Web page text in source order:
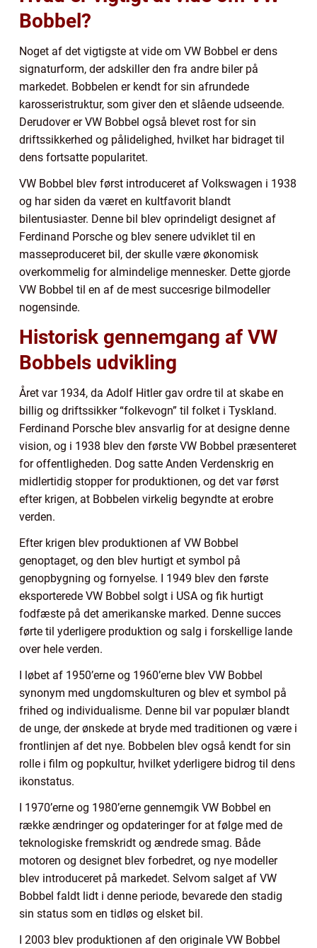
Bobbel?
Noget af det vigtigste at vide om VW Bobbel er dens
signaturform, der adskiller den fra andre biler på
markedet. Bobbelen er kendt for sin afrundede
karosseristruktur, som giver den et slående udseende.
Derudover er VW Bobbel også blevet rost for sin
driftssikkerhed og pålidelighed, hvilket har bidraget til
dens fortsatte popularitet.
VW Bobbel blev først introduceret af Volkswagen i 1938
og har siden da været en kultfavorit blandt
bilentusiaster. Denne bil blev oprindeligt designet af
Ferdinand Porsche og blev senere udviklet til en
masseproduceret bil, der skulle være økonomisk
overkommelig for almindelige mennesker. Dette gjorde
VW Bobbel til en af de mest succesrige bilmodeller
nogensinde.
Historisk gennemgang af VW
Bobbels udvikling
Året var 1934, da Adolf Hitler gav ordre til at skabe en
billig og driftssikker “folkevogn” til folket i Tyskland.
Ferdinand Porsche blev ansvarlig for at designe denne
vision, og i 1938 blev den første VW Bobbel præsenteret
for offentligheden. Dog satte Anden Verdenskrig en
midlertidig stopper for produktionen, og det var først
efter krigen, at Bobbelen virkelig begyndte at erobre
verden.
Efter krigen blev produktionen af VW Bobbel
genoptaget, og den blev hurtigt et symbol på
genopbygning og fornyelse. I 1949 blev den første
eksporterede VW Bobbel solgt i USA og fik hurtigt
fodfæste på det amerikanske marked. Denne succes
førte til yderligere produktion og salg i forskellige lande
over hele verden.
I løbet af 1950’erne og 1960’erne blev VW Bobbel
synonym med ungdomskulturen og blev et symbol på
frihed og individualisme. Denne bil var populær blandt
de unge, der ønskede at bryde med traditionen og være i
frontlinjen af det nye. Bobbelen blev også kendt for sin
rolle i film og popkultur, hvilket yderligere bidrog til dens
ikonstatus.
I 1970’erne og 1980’erne gennemgik VW Bobbel en
række ændringer og opdateringer for at følge med de
teknologiske fremskridt og ændrede smag. Både
motoren og designet blev forbedret, og nye modeller
blev introduceret på markedet. Selvom salget af VW
Bobbel faldt lidt i denne periode, bevarede den stadig
sin status som en tidløs og elsket bil.
I 2003 blev produktionen af den originale VW Bobbel